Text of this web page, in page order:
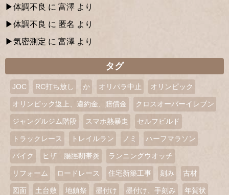
体調不良 に 富澤 より
体調不良 に 匿名 より
気密測定 に 富澤 より
タグ
JOC RC打ち放し か オリパラ中止 オリンピック
オリンピック返上、違約金、賠償金 クロスオーバーイレブン
ジャングルジム階段 スマホ熱暴走 セルフビルド
トラックレース トレイルラン ノミ ハーフマラソン
バイク ヒザ 腸脛靭帯炎 ランニングウオッチ
リフォーム ロードレース 住宅新築工事 刻み 古材
図面 土台敷 地鎮祭 墨付け 墨付け、手刻み 年賀状